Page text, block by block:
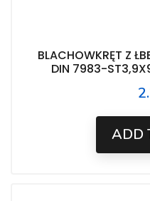
BLACHOWKRĘT Z
DIN 7983-
ADD